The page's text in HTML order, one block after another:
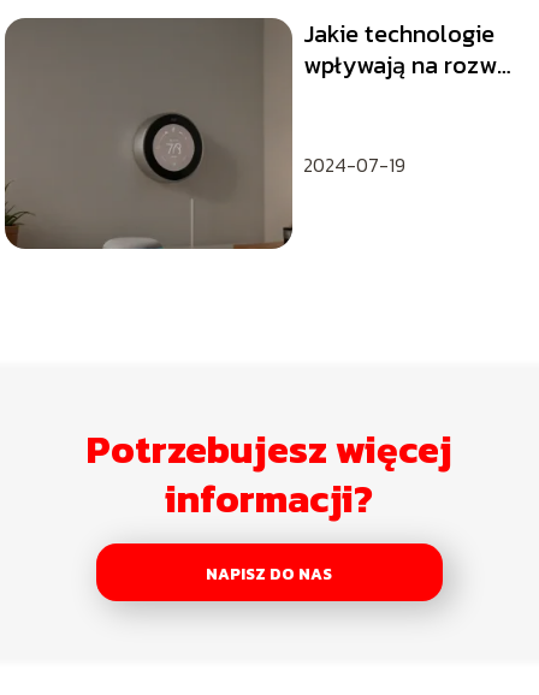
Jakie technologie
wpływają na rozwój
2024-07-19
Potrzebujesz więcej
informacji?
NAPISZ DO NAS